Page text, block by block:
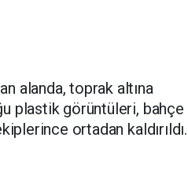
alanda, toprak altına
plastik görüntüleri, bahçe
ortadan kaldırıldı.